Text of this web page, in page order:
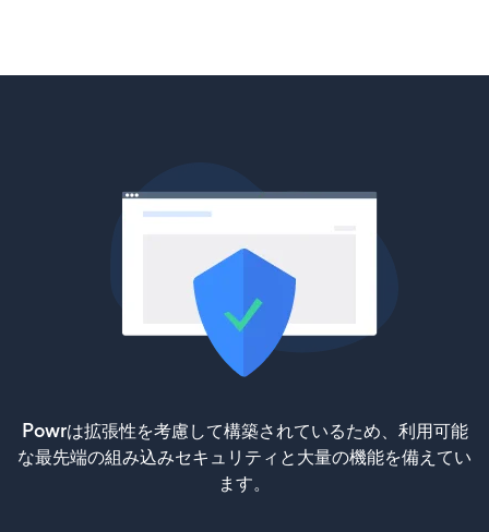
Powrは拡張性を考慮して構築されているため、利用可能
な最先端の組み込みセキュリティと大量の機能を備えてい
ます。